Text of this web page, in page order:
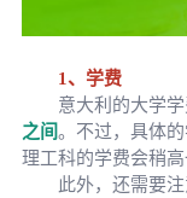
1、学费
意大利的大学学
之间 。不过，具体
理工科的学费会稍
此外，还需要注